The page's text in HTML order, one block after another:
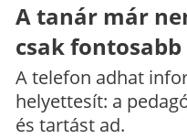
A tanár már
csak
A telefon adhat
helyettesít: a
és tartást ad.